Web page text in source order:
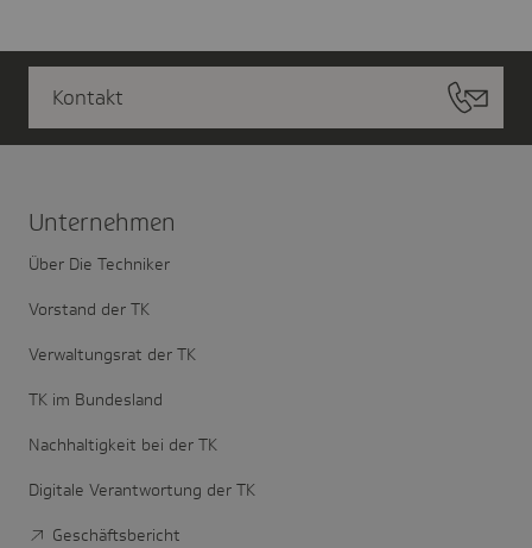
Kontakt
Unter­nehmen
Über Die Techniker
Vorstand der TK
Verwaltungsrat der TK
TK im Bundesland
Nachhaltigkeit bei der TK
Digitale Verantwortung der TK
Geschäftsbericht